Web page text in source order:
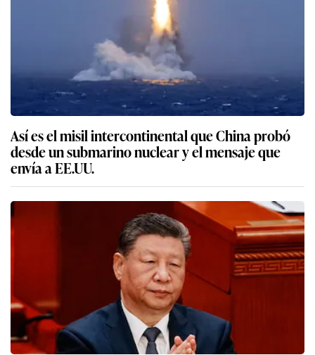
Así es el misil intercontinental que China probó
desde un submarino nuclear y el mensaje que
envía a EE.UU.